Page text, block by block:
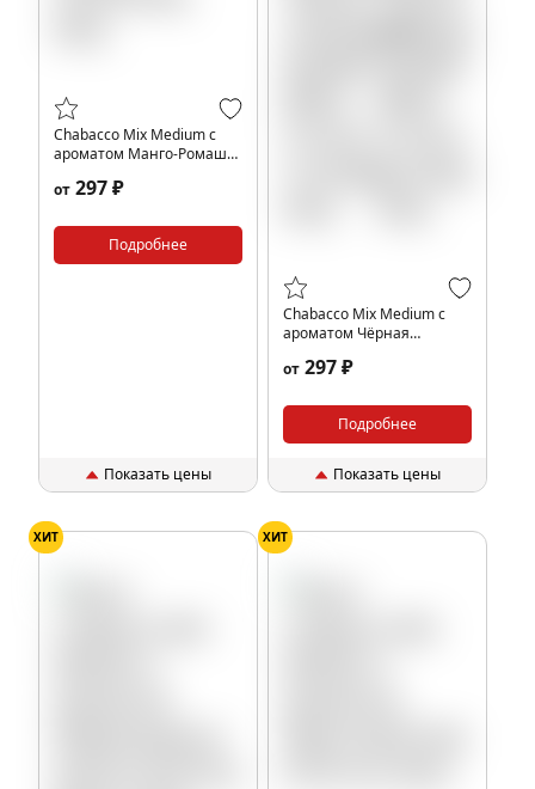
Chabacco Mix Medium с
ароматом Манго-Ромашка
от 297 ₽
Подробнее
Показать цены
Chabacco Mix Medium с
ароматом Чёрная
Currant Crumble), 40гр.
от 297 ₽
Подробнее
Показать цены
ХИТ ХИТ